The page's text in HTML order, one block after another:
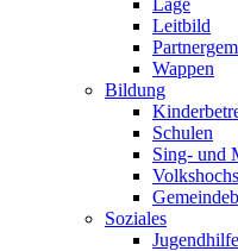
Lage
Leitbild
Wappen
Bildung
Schulen
Sing- und
Soziales